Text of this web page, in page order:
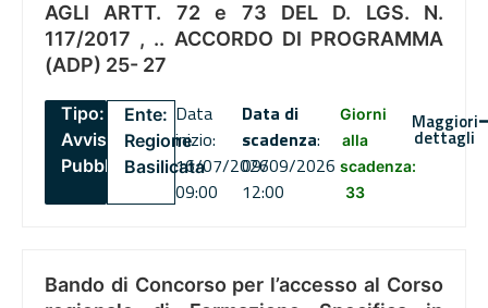
AGLI ARTT. 72 e 73 DEL D. LGS. N.
117/2017 , .. ACCORDO DI PROGRAMMA
(ADP) 25- 27
Tipo:
Avviso
Pubblico
Ente:
Regione
Basilicata
Data
inizio:
16/07/2026
09:00
Data di
scadenza:
09/09/2026
12:00
Giorni
alla
scadenza:
33
Maggiori
dettagli
Bando di Concorso per l’accesso al Corso